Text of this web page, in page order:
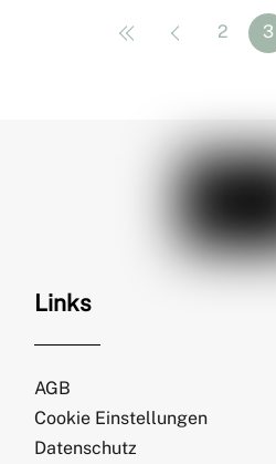
2 3
Links
AGB
Cookie Einstellungen
Datenschutz